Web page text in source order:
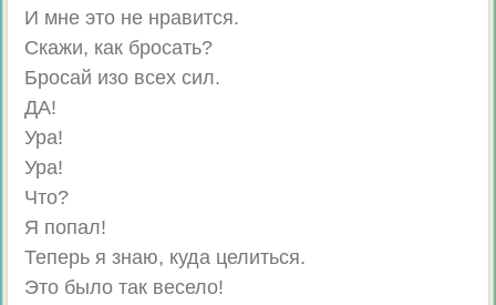
И мне это не нравится.
Скажи, как бросать?
Бросай изо всех сил.
ДА!
Ура!
Ура!
Что?
Я попал!
Теперь я знаю, куда целиться.
Это было так весело!